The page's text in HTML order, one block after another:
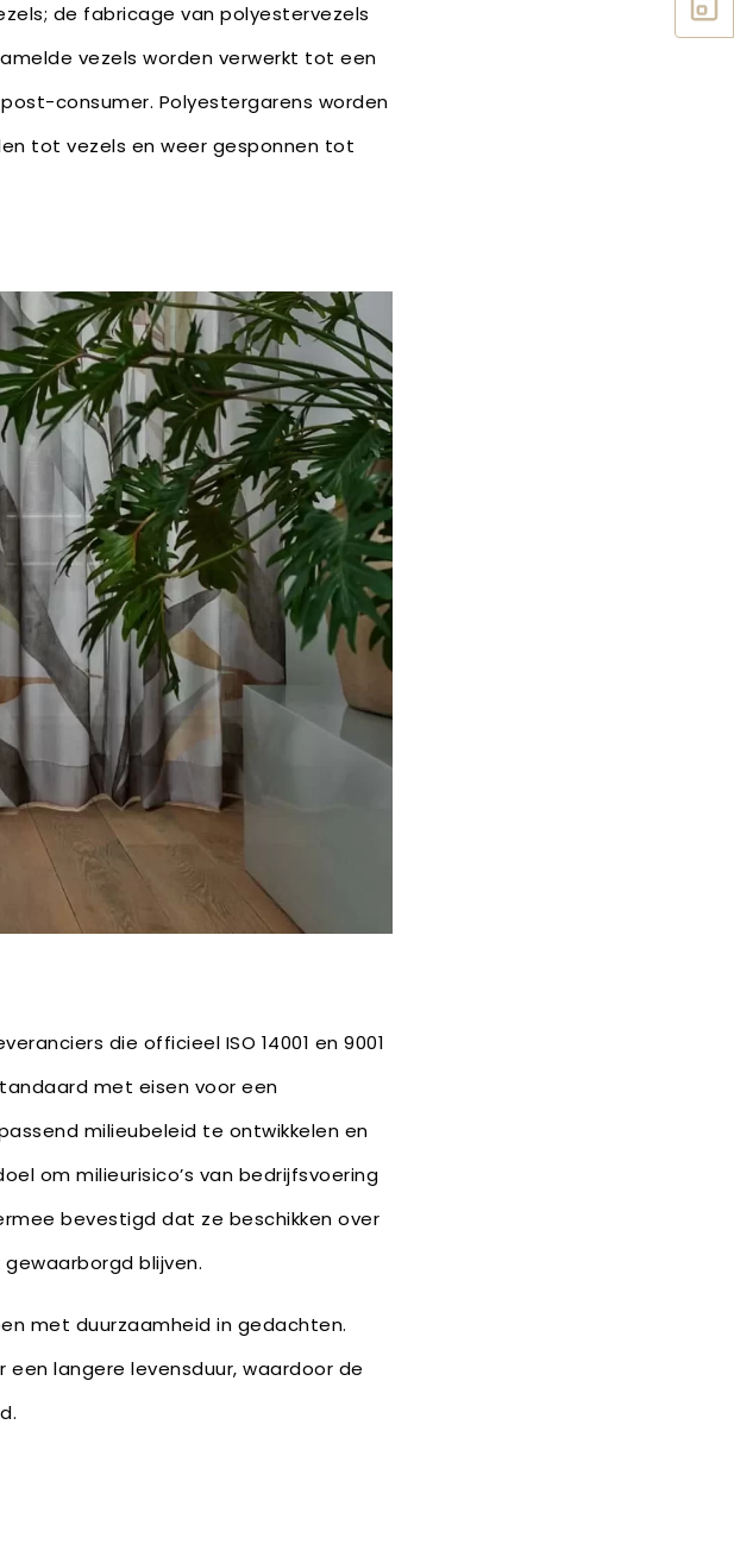
de fabricage van polyestervezels
vezels worden verwerkt tot een
consumer. Polyestergarens worden
tot vezels en weer gesponnen tot
die officieel ISO 14001 en 9001
met eisen voor een
milieubeleid te ontwikkelen en
om milieurisico’s van bedrijfsvoering
bevestigd dat ze beschikken over
blijven.
met duurzaamheid in gedachten.
langere levensduur, waardoor de